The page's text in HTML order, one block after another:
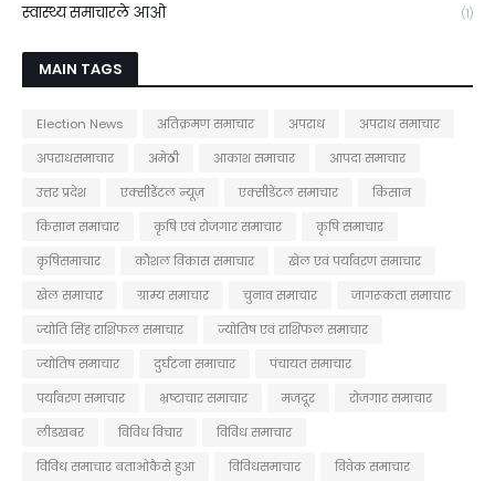
स्वास्थ्य समाचारले आओ (1)
MAIN TAGS
Election News अतिक्रमण समाचार अपराध
अपराध समाचार
अपराधसमाचार
अमेठी आकाश समाचार
आपदा समाचार
उत्तर प्रदेश
एक्सीडेंटल न्यूज़ एक्सीडेंटल समाचार
किसान
किसान समाचार
कृषि एवं रोजगार समाचार
कृषि समाचार
कृषिसमाचार
कौशल विकास समाचार
खेल एवं पर्यावरण समाचार
खेल समाचार
ग्राम्य समाचार चुनाव समाचार
जागरूकता समाचार
ज्योति सिंह राशिफल समाचार
ज्योतिष एवं राशिफल समाचार
ज्योतिष समाचार
दुर्घटना समाचार
पंचायत समाचार
पर्यावरण समाचार
भ्रष्टाचार समाचार मजदूर
रोजगार समाचार
लीडखबर
विविध विचार
विविध समाचार
विविध समाचार बताओकैसे हुआ
विविधसमाचार
विवेक समाचार